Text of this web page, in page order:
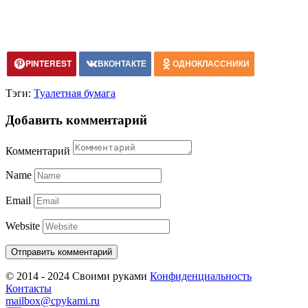
PINTEREST ВКОНТАКТЕ ОДНОКЛАССНИКИ
Тэги: Туалетная бумага
Добавить комментарий
Комментарий
Name
Email
Website
© 2014 - 2024 Своими руками Конфиденциальность
Контакты
mailbox@cpykami.ru